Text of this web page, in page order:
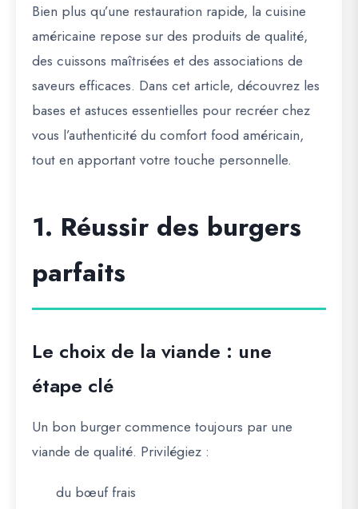
Bien plus qu’une restauration rapide, la cuisine
américaine repose sur des produits de qualité,
des cuissons maîtrisées et des associations de
saveurs efficaces. Dans cet article, découvrez les
bases et astuces essentielles pour recréer chez
vous l’authenticité du comfort food américain,
tout en apportant votre touche personnelle.
1. Réussir des burgers
parfaits
Le choix de la viande : une
étape clé
Un bon burger commence toujours par une
viande de qualité. Privilégiez :
du bœuf frais